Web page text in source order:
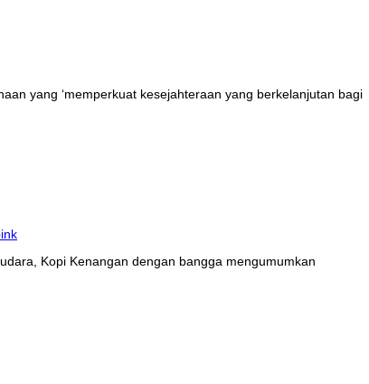
yang ‘memperkuat kesejahteraan yang berkelanjutan bagi
Kopi Kenangan dengan bangga mengumumkan